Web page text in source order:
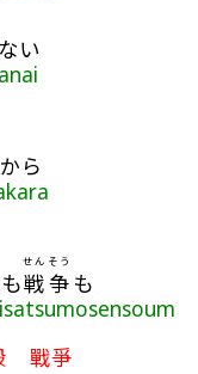
い
ら
も戦争
せんそう
も
戰爭